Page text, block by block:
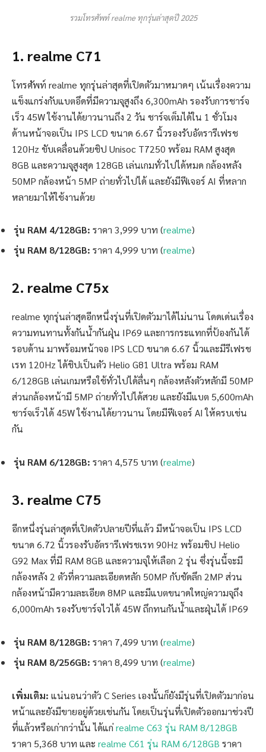
รวมโทรศัพท์ realme ทุกรุ่นล่าสุดปี 2025
1. realme C71
โทรศัพท์ realme ทุกรุ่นล่าสุดที่เปิดตัวมาหมาดๆ เน้นเรื่องความ
แข็งแกร่งกับแบตอึดที่มีความจุสูงถึง 6,300mAh รองรับการชาร์จ
เร็ว 45W ใช้งานได้ยาวนานถึง 2 วัน ชาร์จเต็มได้ใน 1 ชั่วโมง
ด้านหน้าจอเป็น IPS LCD ขนาด 6.67 นิ้วรองรับอัตรารีเฟรช
120Hz ขับเคลื่อนด้วยชิป Unisoc T7250 พร้อม RAM สูงสุด
8GB และความจุสูงสุด 128GB เล่นเกมทั่วไปได้หมด กล้องหลัง
50MP กล้องหน้า 5MP ถ่ายทั่วไปได้ และยังมีฟีเจอร์ AI ที่หลาก
หลายมาให้ใช้งานด้วย
รุ่น RAM 4/128GB: ราคา 3,999 บาท (realme)
รุ่น RAM 8/128GB: ราคา 4,999 บาท (realme)
2. realme C75x
realme ทุกรุ่นล่าสุดอีกหนึ่งรุ่นที่เปิดตัวมาได้ไม่นาน โดดเด่นเรื่อง
ความทนทานทั้งกันน้ำกันฝุ่น IP69 และการกระแทกที่ป้องกันได้
รอบด้าน มาพร้อมหน้าจอ IPS LCD ขนาด 6.67 นิ้วและมีรีเฟรช
เรท 120Hz ได้ชิปเป็นตัว Helio G81 Ultra พร้อม RAM
6/128GB เล่นเกมหรือใช้ทั่วไปได้ลื่นๆ กล้องหลังตัวหลักมี 50MP
ส่วนกล้องหน้ามี 5MP ถ่ายทั่วไปได้สวย และยังมีแบต 5,600mAh
ชาร์จเร็วได้ 45W ใช้งานได้ยาวนาน โดยมีฟีเจอร์ AI ให้ครบเช่น
กัน
รุ่น RAM 6/128GB: ราคา 4,575 บาท (realme)
3. realme C75
อีกหนึ่งรุ่นล่าสุดที่เปิดตัวปลายปีที่แล้ว มีหน้าจอเป็น IPS LCD
ขนาด 6.72 นิ้วรองรับอัตรารีเฟรชเรท 90Hz พร้อมชิป Helio
G92 Max ที่มี RAM 8GB และความจุให้เลือก 2 รุ่น ซึ่งรุ่นนี้จะมี
กล้องหลัง 2 ตัวที่ความละเอียดหลัก 50MP กับชัดลึก 2MP ส่วน
กล้องหน้ามีความละเอียด 8MP และมีแบตขนาดใหญ่ความจุถึง
6,000mAh รองรับชาร์จไวได้ 45W ถึกทนกันน้ำและฝุ่นได้ IP69
รุ่น RAM 8/128GB: ราคา 7,499 บาท (realme)
รุ่น RAM 8/256GB: ราคา 8,499 บาท (realme)
เพิ่มเติม: แน่นอนว่าตัว C Series เองนั้นก็ยังมีรุ่นที่เปิดตัวมาก่อน
หน้าและยังมีขายอยู่ด้วยเช่นกัน โดยเป็นรุ่นที่เปิดตัวออกมาช่วงปี
ที่แล้วหรือเก่ากว่านั้น ได้แก่realme C63 รุ่น RAM 8/128GB
ราคา 5,368 บาท และ realme C61 รุ่น RAM 6/128GB ราคา